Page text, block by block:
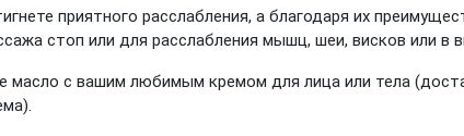
приятного расслабления, а благодаря их
стоп или для расслабления мышц, шеи, висков или в
масло с вашим любимым кремом для лица или тела